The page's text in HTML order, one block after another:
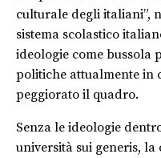
culturale degli italiani”,
sistema scolastico
ideologie come
politiche attualmente in
peggiorato il quadro.
Senza le ideologie
università sui generis, la